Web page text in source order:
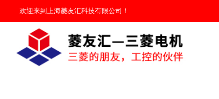
欢迎来到 上海菱友汇科技有限公司 ！